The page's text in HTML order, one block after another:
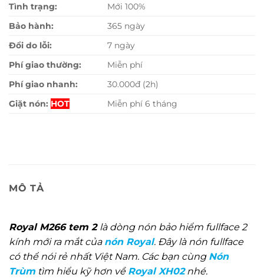
Tình trạng:
Mới 100%
Bảo hành:
365 ngày
Đổi do lỗi:
7 ngày
Phí giao thường:
Miễn phí
Phí giao nhanh:
30.000đ (2h)
Giặt nón: HOT Miễn phí 6 tháng
MÔ TẢ
Royal M266 tem 2 là dòng nón bảo hiểm fullface 2
kính mới ra mắt của nón Royal. Đây là nón fullface
có thể nói rẻ nhất Việt Nam. Các bạn cùng Nón
Trùm tìm hiểu kỹ hơn về Royal XH02nhé.